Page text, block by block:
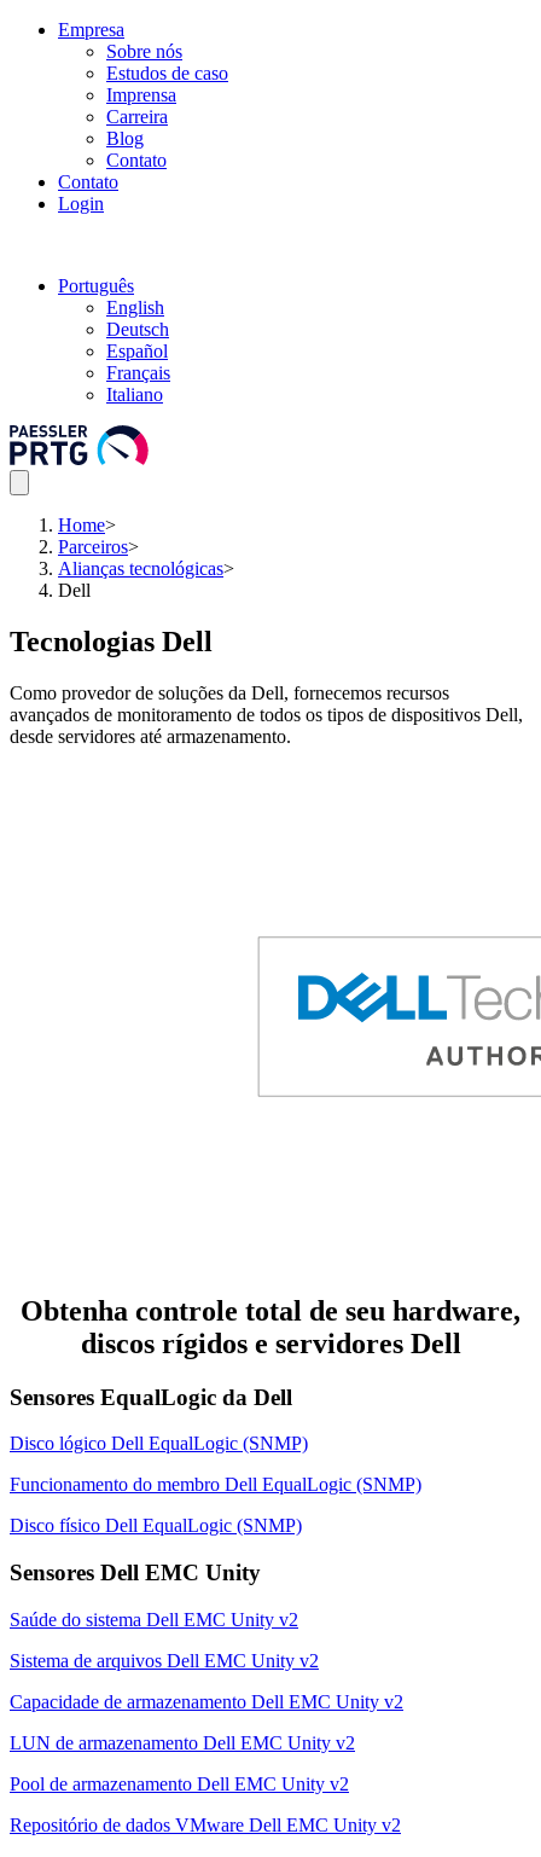
Empresa
Sobre nós
Estudos de caso
Imprensa
Carreira
Blog
Contato
Contato
Login
Português
English
Deutsch
Español
Français
Italiano
Home>
Parceiros>
Alianças tecnológicas>
Dell
Tecnologias Dell
Como provedor de soluções da Dell, fornecemos recursos
avançados de monitoramento de todos os tipos de dispositivos Dell,
desde servidores até armazenamento.
Obtenha controle total de seu hardware,
discos rígidos e servidores Dell
Sensores EqualLogic da Dell
Disco lógico Dell EqualLogic (SNMP)
Funcionamento do membro Dell EqualLogic (SNMP)
Disco físico Dell EqualLogic (SNMP)
Sensores Dell EMC Unity
Saúde do sistema Dell EMC Unity v2
Sistema de arquivos Dell EMC Unity v2
Capacidade de armazenamento Dell EMC Unity v2
LUN de armazenamento Dell EMC Unity v2
Pool de armazenamento Dell EMC Unity v2
Repositório de dados VMware Dell EMC Unity v2